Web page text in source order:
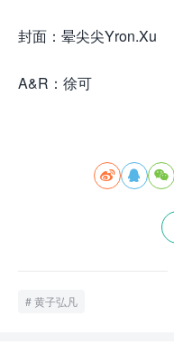
封面：晕尖尖Yron.Xu
A&R：徐可
  
黄子弘凡